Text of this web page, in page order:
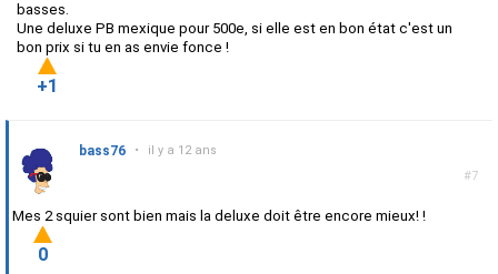
basses.
Une deluxe PB mexique pour 500e, si elle est en bon état c'est un
bon prix si tu en as envie fonce !
+1
#7
bass76 • il y a 12 ans
Mes 2 squier sont bien mais la deluxe doit être encore mieux! !
0